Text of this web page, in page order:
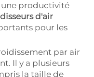
productivité
d'air
pour les
par air
Il y a plusieurs
la taille de